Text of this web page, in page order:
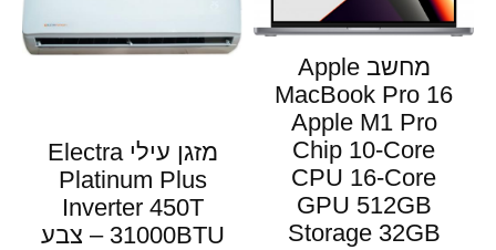
מחשב Apple
MacBook Pro 16
Apple M1 Pro
Chip 10-Core
CPU 16-Core
GPU 512GB
Storage 32GB
מזגן עילי Electra
Platinum Plus
Inverter 450T
31000BTU – צבע